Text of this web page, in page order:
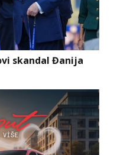
skandal Đanija